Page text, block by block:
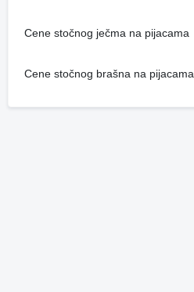
Cene stočnog ječma na pijacama
Cene stočnog brašna na pijacama